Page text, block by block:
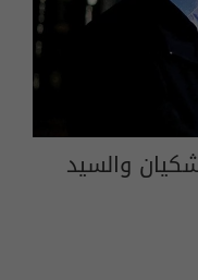
والسيد